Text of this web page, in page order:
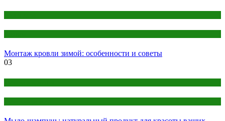
Монтаж кровли зимой: особенности и советы
03